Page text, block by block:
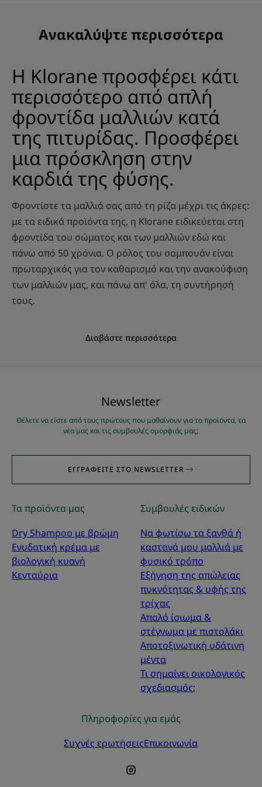
Ανακαλύψτε περισσότερα
Η Klorane προσφέρει κάτι
περισσότερο από απλή
φροντίδα μαλλιών κατά
της πιτυρίδας. Προσφέρει
μια πρόσκληση στην
καρδιά της φύσης.
Φροντίστε τα μαλλιά σας από τη ρίζα μέχρι τις άκρες:
με τα ειδικά προϊόντα της, η Klorane ειδικεύεται στη
φροντίδα του σώματος και των μαλλιών εδώ και
πάνω από 50 χρόνια. Ο ρόλος του σαμπουάν είναι
πρωταρχικός για τον καθαρισμό και την ανακούφιση
των μαλλιών μας, και πάνω απ' όλα, τη συντήρησή
τους.
Διαβάστε περισσότερα
Νewsletter
Θέλετε να είστε από τους πρώτους που μαθαίνουν για τα προϊόντα, τα
νέα μας και τις συμβουλές ομορφιάς μας;
ΕΓΓΡΑΦΕΊΤΕ ΣΤΟ NEWSLETTER
Τα προϊόντα μας
Dry Shampoo με βρώμη
Ενυδατική κρέμα με
βιολογική κυανή
Κενταύρια
Συμβουλές ειδικών
Να φωτίσω τα ξανθά ή
καστανά μου μαλλιά με
φυσικό τρόπο
Εξήγηση της απώλειας
πυκνότητας & υφής της
τρίχας
Απαλό ίσιωμα &
στέγνωμα με πιστολάκι
Αποτοξινωτική υδάτινη
μέντα
Τι σημαίνει οικολογικός
σχεδιασμός;
Πληροφορίες για εμάς
Συχνές ερωτήσειςΕπικοινωνία